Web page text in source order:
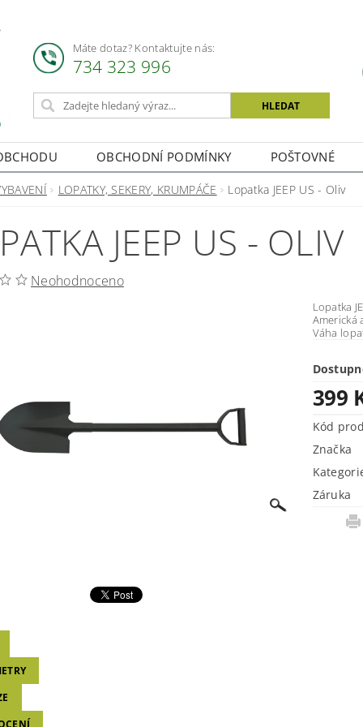
Máte dotaz? Kontaktujte nás:
734 323 996
OBCHODNÍ PODMÍNKY POŠTOVNÉ
LOPATKY, SEKERY, KRUMPÁČE Lopatka JEEP US - Oliv
JEEP US - OLIV
Neohodnoceno
Lopatka JEEP US Celoocelová
Americká
399
Kód
Značka
Záruka